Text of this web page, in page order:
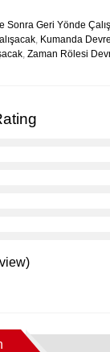
Sonra Geri Yönde
Kumanda
Zaman Rölesi